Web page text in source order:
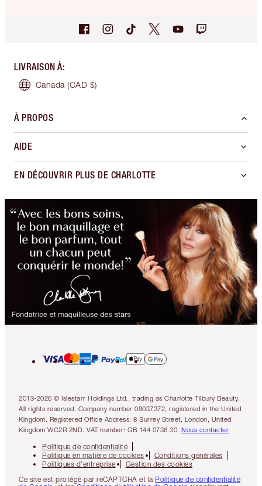
LIVRAISON À:
Canada (CAD $)
À PROPOS
AIDE
EN DÉCOUVRIR PLUS DE CHARLOTTE
2013-2026 © Islestarr Holdings Ltd., trading as Charlotte Tilbury Beauty.
All rights reserved. Company number 08037372, registered in the United
Kingdom. Registered Office Address: 8 Surrey Street, London, United
Kingdom WC2R 2ND. VAT number: GB 144 0736 30. Nous contacter
Politique de confidentialité
Politique en matière de cookies
Conditions générales
Politiques d’entreprise
Gestion des cookies
Ce site est protégé par reCAPTCHA et la Politique de confidentialité